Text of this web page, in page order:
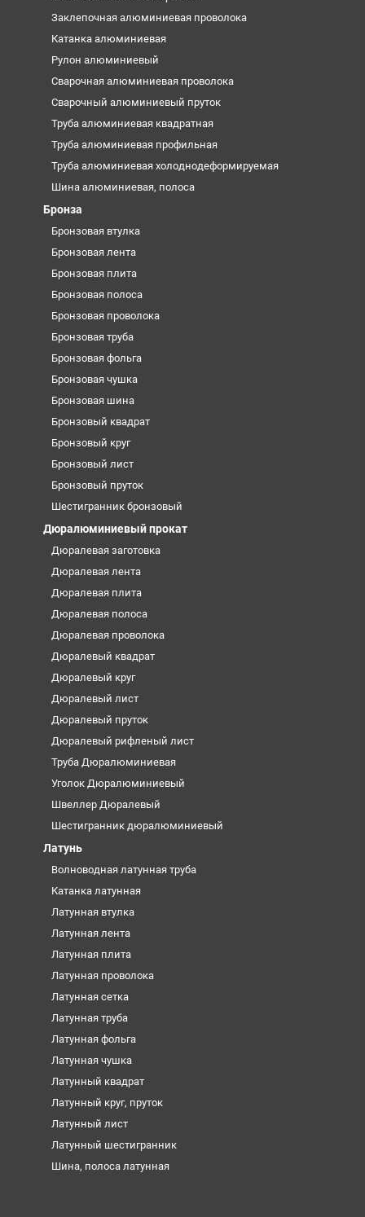
Заклепочная алюминиевая проволока
Катанка алюминиевая
Рулон алюминиевый
Сварочная алюминиевая проволока
Сварочный алюминиевый пруток
Труба алюминиевая квадратная
Труба алюминиевая профильная
Труба алюминиевая холоднодеформируемая
Шина алюминиевая, полоса
Бронза
Бронзовая втулка
Бронзовая лента
Бронзовая плита
Бронзовая полоса
Бронзовая проволока
Бронзовая труба
Бронзовая фольга
Бронзовая чушка
Бронзовая шина
Бронзовый квадрат
Бронзовый круг
Бронзовый лист
Бронзовый пруток
Шестигранник бронзовый
Дюралюминиевый прокат
Дюралевая заготовка
Дюралевая лента
Дюралевая плита
Дюралевая полоса
Дюралевая проволока
Дюралевый квадрат
Дюралевый круг
Дюралевый лист
Дюралевый пруток
Дюралевый рифленый лист
Труба Дюралюминиевая
Уголок Дюралюминиевый
Швеллер Дюралевый
Шестигранник дюралюминиевый
Латунь
Волноводная латунная труба
Катанка латунная
Латунная втулка
Латунная лента
Латунная плита
Латунная проволока
Латунная сетка
Латунная труба
Латунная фольга
Латунная чушка
Латунный квадрат
Латунный круг, пруток
Латунный лист
Латунный шестигранник
Шина, полоса латунная